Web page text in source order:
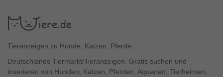
Tieranzeigen zu Hunde, Katzen, Pferde.
Deutschlands Tiermarkt/Tieranzeigen. Gratis suchen und
inserieren von Hunden, Katzen, Pferden, Aquarien, Tierheimen,